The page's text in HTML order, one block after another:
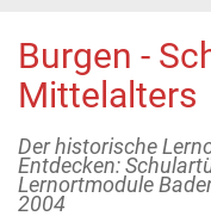
Burgen -
Mittelalters
Der historische
Entdecken:
Lernortmodule
2004